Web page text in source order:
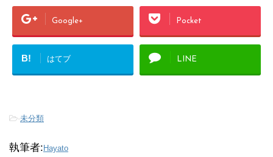
Google+ Pocket
B! はてブ LINE
-未分類
執筆者: Hayato